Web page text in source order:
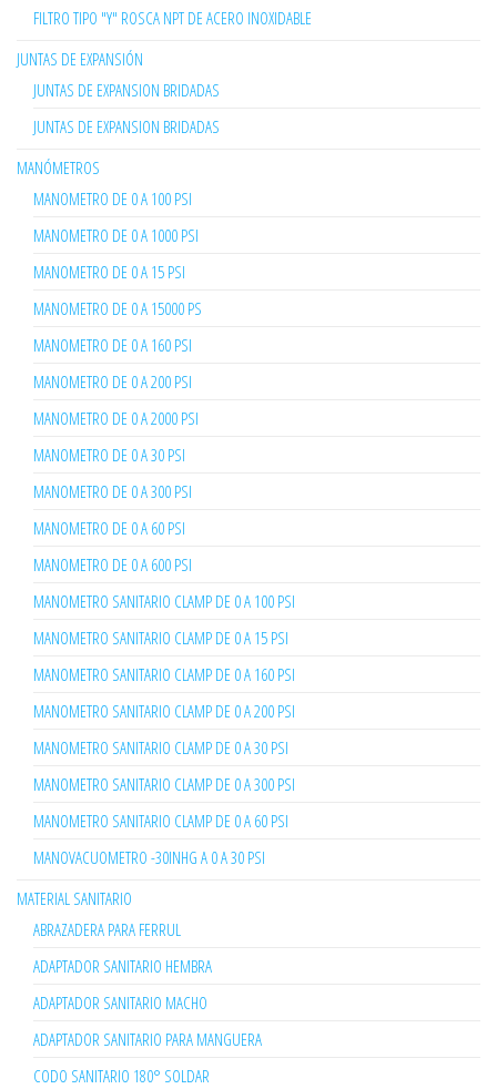
FILTRO TIPO "Y" ROSCA NPT DE ACERO INOXIDABLE
JUNTAS DE EXPANSIÓN
JUNTAS DE EXPANSION BRIDADAS
JUNTAS DE EXPANSION BRIDADAS
MANÓMETROS
MANOMETRO DE 0 A 100 PSI
MANOMETRO DE 0 A 1000 PSI
MANOMETRO DE 0 A 15 PSI
MANOMETRO DE 0 A 15000 PS
MANOMETRO DE 0 A 160 PSI
MANOMETRO DE 0 A 200 PSI
MANOMETRO DE 0 A 2000 PSI
MANOMETRO DE 0 A 30 PSI
MANOMETRO DE 0 A 300 PSI
MANOMETRO DE 0 A 60 PSI
MANOMETRO DE 0 A 600 PSI
MANOMETRO SANITARIO CLAMP DE 0 A 100 PSI
MANOMETRO SANITARIO CLAMP DE 0 A 15 PSI
MANOMETRO SANITARIO CLAMP DE 0 A 160 PSI
MANOMETRO SANITARIO CLAMP DE 0 A 200 PSI
MANOMETRO SANITARIO CLAMP DE 0 A 30 PSI
MANOMETRO SANITARIO CLAMP DE 0 A 300 PSI
MANOMETRO SANITARIO CLAMP DE 0 A 60 PSI
MANOVACUOMETRO -30INHG A 0 A 30 PSI
MATERIAL SANITARIO
ABRAZADERA PARA FERRUL
ADAPTADOR SANITARIO HEMBRA
ADAPTADOR SANITARIO MACHO
ADAPTADOR SANITARIO PARA MANGUERA
CODO SANITARIO 180° SOLDAR